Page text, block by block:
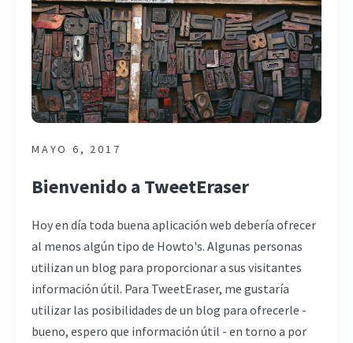
MAYO 6, 2017
Bienvenido a TweetEraser
Hoy en día toda buena aplicación web debería ofrecer
al menos algún tipo de Howto's. Algunas personas
utilizan un blog para proporcionar a sus visitantes
información útil. Para TweetEraser, me gustaría
utilizar las posibilidades de un blog para ofrecerle -
bueno, espero que información útil - en torno a por